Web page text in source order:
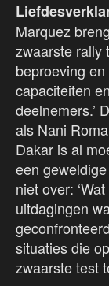
Marquez
zwaarste rally
beproeving
capaciteiten
deelnemers.’
als Nani
Dakar is al
een
niet over:
uitdagingen
situaties die
zwaarste test